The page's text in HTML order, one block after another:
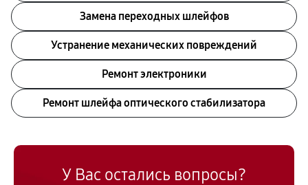
Замена переходных шлейфов
Устранение механических повреждений
Ремонт электроники
Ремонт шлейфа оптического стабилизатора
У Вас остались вопросы?